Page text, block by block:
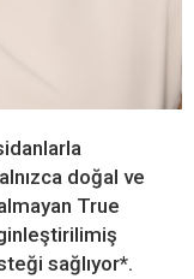
doğal ve
True
sağlıyor*.